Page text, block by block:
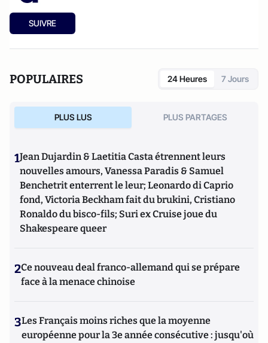
SUIVRE
POPULAIRES 24 Heures 7 Jours
PLUS LUS PLUS PARTAGES
1Jean Dujardin & Laetitia Casta étrennent leurs
nouvelles amours, Vanessa Paradis & Samuel
Benchetrit enterrent le leur; Leonardo di Caprio
fond, Victoria Beckham fait du brukini, Cristiano
Ronaldo du bisco-fils; Suri ex Cruise joue du
Shakespeare queer
2Ce nouveau deal franco-allemand qui se prépare
face à la menace chinoise
3Les Français moins riches que la moyenne
européenne pour la 3e année consécutive : jusqu'où